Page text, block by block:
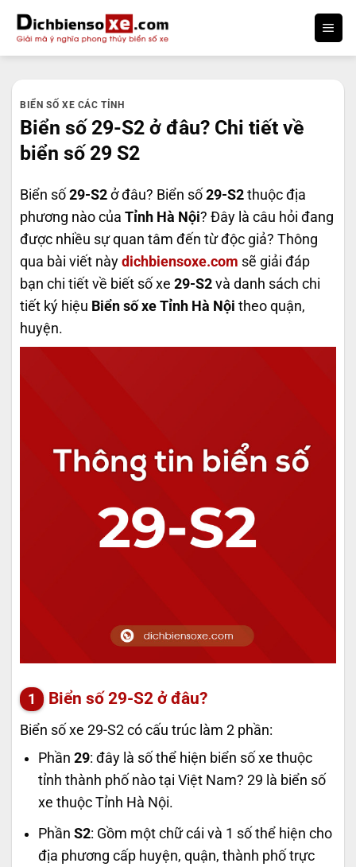
qua
nội
BIỂN SỐ XE CÁC TỈNH
Biển số 29-S2 ở đâu? Chi tiết về
biển số 29 S2
Biển số 29-S2 ở đâu? Biển số 29-S2 thuộc địa
phương nào của Tỉnh Hà Nội? Đây là câu hỏi đang
được nhiều sự quan tâm đến từ độc giả? Thông
qua bài viết này dichbiensoxe.com sẽ giải đáp
bạn chi tiết về biết số xe 29-S2 và danh sách chi
tiết ký hiệu Biển số xe Tỉnh Hà Nội theo quận,
huyện.
Biển số 29-S2 ở đâu?
Biển số xe 29-S2 có cấu trúc làm 2 phần:
Phần 29: đây là số thể hiện biển số xe thuộc
tỉnh thành phố nào tại Việt Nam? 29 là biển số
xe thuộc Tỉnh Hà Nội.
Phần S2: Gồm một chữ cái và 1 số thể hiện cho
địa phương cấp huyện, quận, thành phố trực